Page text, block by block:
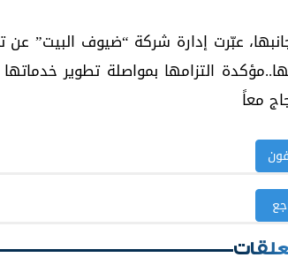
عبّرت إدارة شركة “ضيوف البيت” عن
التزامها بمواصلة تطوير
معاً